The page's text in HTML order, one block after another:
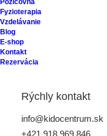
Požičovňa
Fyzioterapia
Vzdelávanie
Blog
E-shop
Kontakt
Rezervácia
Rýchly kontakt
info@kidocentrum.sk
+421 918 969 846